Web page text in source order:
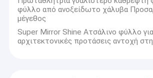
Γύρος εργοστασίων
Ποιοτικός έλεγχος
φύλλο από ανοξείδωτο χάλυβα
μέγεθος
Super Mirror Shine Ατσάλινο φύλλο για
αρχιτεκτονικές προτάσεις αντοχή
δημιουργεί μια μεγάλη πλατφόρμα
υπηρεσιών από ανοξείδωτο χάλυβα
ενσωματώνει το διεθνές εμπόριο,
την αποθήκευση και τις υπηρεσίες